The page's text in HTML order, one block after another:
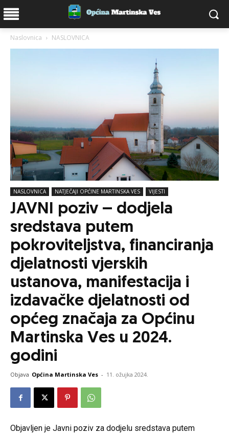
Naslovnica NASLOVNICA
NASLOVNICA NATJEČAJI OPĆINE MARTINSKA VES VIJESTI
JAVNI poziv – dodjela
sredstava putem
pokroviteljstva, financiranja
djelatnosti vjerskih
ustanova, manifestacija i
izdavačke djelatnosti od
općeg značaja za Općinu
Martinska Ves u 2024.
godini
Objava Općina Martinska Ves - 11. ožujka 2024.
Objavljen je Javni poziv za dodjelu sredstava putem